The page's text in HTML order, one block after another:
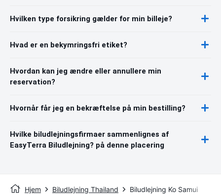
Hvilken type forsikring gælder for min billeje?
Hvad er en bekymringsfri etiket?
Hvordan kan jeg ændre eller annullere min
reservation?
Hvornår får jeg en bekræftelse på min bestilling?
Hvilke biludlejningsfirmaer sammenlignes af
EasyTerra Biludlejning? på denne placering
Hjem Biludlejning Thailand Biludlejning Ko Samui